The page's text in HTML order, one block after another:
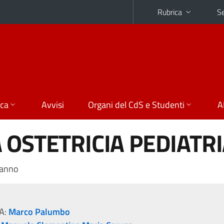
Rubrica
Avvisi Organi del CdS e Studenti
Marco Palumbo